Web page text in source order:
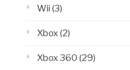
Wii (3)
Xbox(2)
Xbox 360 (29)